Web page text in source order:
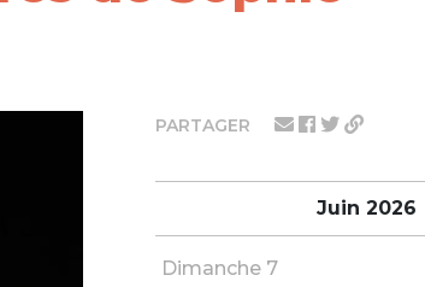
PARTAGER
Juin 2026
Dimanche 7